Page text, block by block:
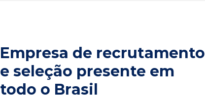
Empresa de recrutamento
e seleção presente em
todo o Brasil